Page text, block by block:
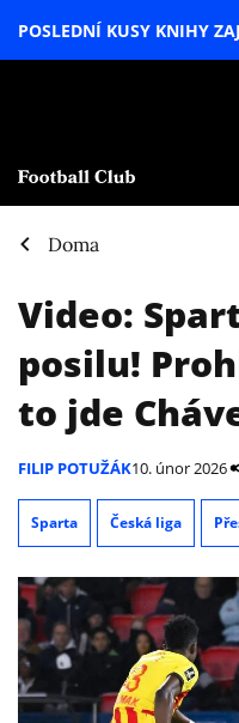
POSLEDNÍ KUSY KNIHY
Doma
Video:
posilu!
to jde
FILIP POTUŽÁK10. únor 2026
Sparta Česká liga